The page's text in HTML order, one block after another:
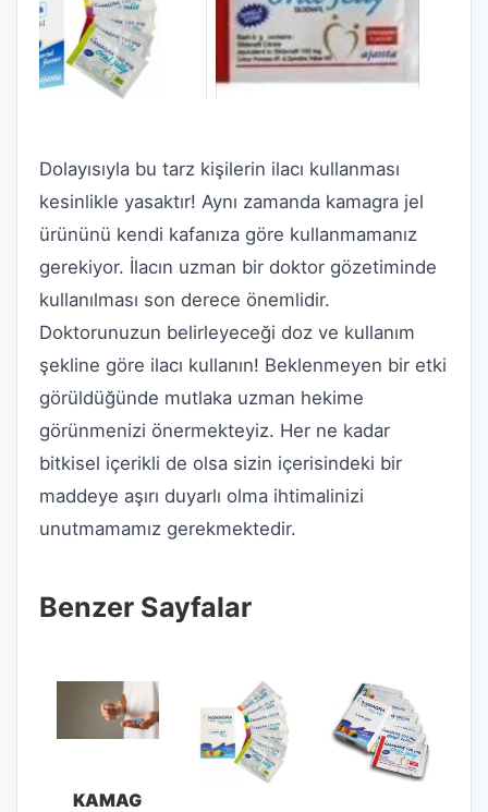
Dolayısıyla bu tarz kişilerin ilacı kullanması
kesinlikle yasaktır! Aynı zamanda kamagra jel
ürününü kendi kafanıza göre kullanmamanız
gerekiyor. İlacın uzman bir doktor gözetiminde
kullanılması son derece önemlidir.
Doktorunuzun belirleyeceği doz ve kullanım
şekline göre ilacı kullanın! Beklenmeyen bir etki
görüldüğünde mutlaka uzman hekime
görünmenizi önermekteyiz. Her ne kadar
bitkisel içerikli de olsa sizin içerisindeki bir
maddeye aşırı duyarlı olma ihtimalinizi
unutmamamız gerekmektedir.
Benzer Sayfalar
KAMAG